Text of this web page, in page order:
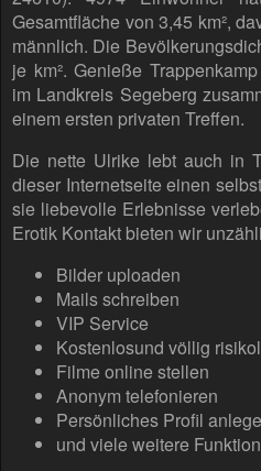
Gesamtfläche von 3,45 km²,
männlich. Die
je km². Genieße
im Landkreis Segeberg
einem ersten privaten Treffen.
Die nette Ulrike lebt auch in
dieser Internetseite einen
sie liebevolle Erlebnisse
Erotik Kontakt bieten wir
Bilder uploaden
Mails schreiben
VIP Service
Kostenlosund völlig
Filme online stellen
Anonym telefonieren
Persönliches Profil
und viele weitere